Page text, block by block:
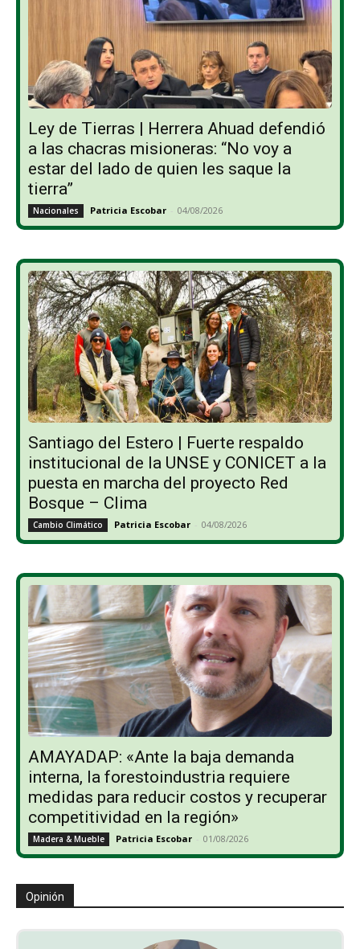
Ley de Tierras | Herrera Ahuad defendió
a las chacras misioneras: “No voy a
estar del lado de quien les saque la
tierra”
Nacionales Patricia Escobar - 04/08/2026
Santiago del Estero | Fuerte respaldo
institucional de la UNSE y CONICET a la
puesta en marcha del proyecto Red
Bosque – Clima
Cambio Climático Patricia Escobar - 04/08/2026
AMAYADAP: «Ante la baja demanda
interna, la forestoindustria requiere
medidas para reducir costos y recuperar
competitividad en la región»
Madera & Mueble Patricia Escobar - 01/08/2026
Opinión